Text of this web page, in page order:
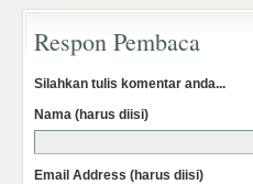
Respon Pembaca
Silahkan tulis komentar anda...
Nama (harus diisi)
Email Address (harus diisi)